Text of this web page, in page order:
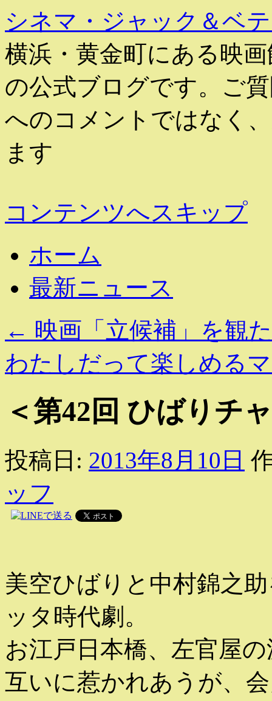
シネマ・ジャック＆ベ
横浜・黄金町にある映
の公式ブログです。ご
へのコメントではなく
ます
コンテンツへスキップ
ホーム
最新ニュース
← 映画「立候補」を観
わたしだって楽しめる
＜第42回 ひばりチ
投稿日: 2013年8月10日
ッフ
美空ひばりと中村錦之
ッタ時代劇。
お江戸日本橋、左官屋
互いに惹かれあうが、